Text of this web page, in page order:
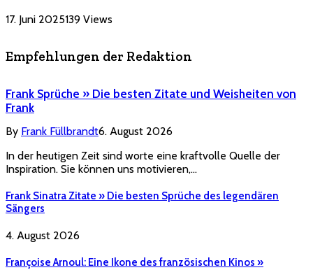
17. Juni 2025139 Views
Empfehlungen der Redaktion
Frank Sprüche » Die besten Zitate und Weisheiten von
Frank
By Frank Füllbrandt6. August 2026
In der heutigen Zeit sind worte eine kraftvolle Quelle der
Inspiration. Sie können uns motivieren,…
Frank Sinatra Zitate » Die besten Sprüche des legendären
Sängers
4. August 2026
Françoise Arnoul: Eine Ikone des französischen Kinos »